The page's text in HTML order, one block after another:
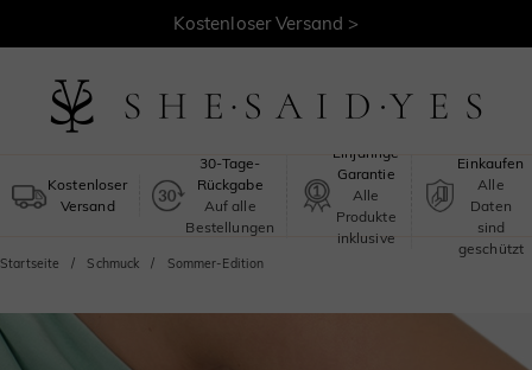
Kostenloser Versand >
Kostenloser
Versand
30-Tage-
Rückgabe
Auf alle
Bestellungen
Einjährige
Garantie
Alle
Produkte
inklusive
Einkaufen
Alle
Daten
sind
geschützt
Startseite Schmuck Sommer-Edition